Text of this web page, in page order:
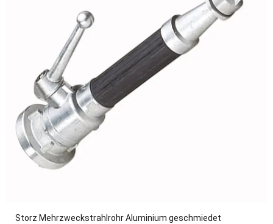
Storz Mehrzweckstrahlrohr Aluminium geschmiedet